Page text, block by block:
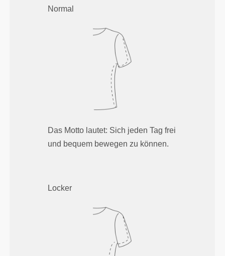
Normal
Das Motto lautet: Sich jeden Tag frei
und bequem bewegen zu können.
Locker